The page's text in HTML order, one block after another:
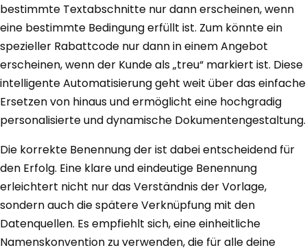
bestimmte Textabschnitte nur dann erscheinen, wenn
eine bestimmte Bedingung erfüllt ist. Zum könnte ein
spezieller Rabattcode nur dann in einem Angebot
erscheinen, wenn der Kunde als „treu“ markiert ist. Diese
intelligente Automatisierung geht weit über das einfache
Ersetzen von hinaus und ermöglicht eine hochgradig
personalisierte und dynamische Dokumentengestaltung.
Die korrekte Benennung der ist dabei entscheidend für
den Erfolg. Eine klare und eindeutige Benennung
erleichtert nicht nur das Verständnis der Vorlage,
sondern auch die spätere Verknüpfung mit den
Datenquellen. Es empfiehlt sich, eine einheitliche
Namenskonvention zu verwenden, die für alle deine